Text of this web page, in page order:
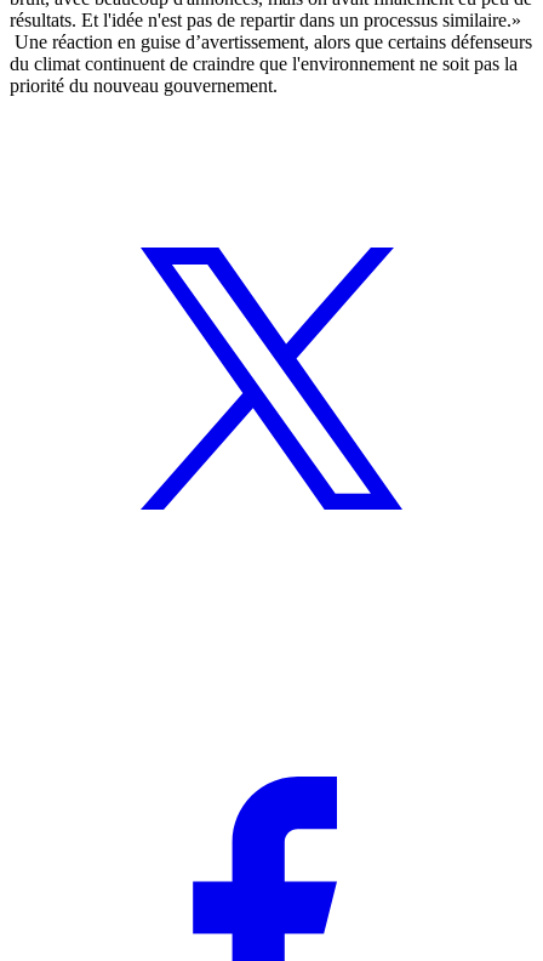
résultats. Et l'idée n'est pas de repartir dans un processus similaire.»
Une réaction en guise d’avertissement, alors que certains défenseurs
du climat continuent de craindre que l'environnement ne soit pas la
priorité du nouveau gouvernement.